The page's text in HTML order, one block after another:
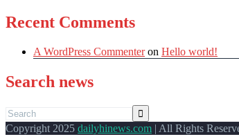
Recent Comments
A WordPress Commenteron Hello world!
Search news
Copyright 2025 dailyhinews.com | All Rights